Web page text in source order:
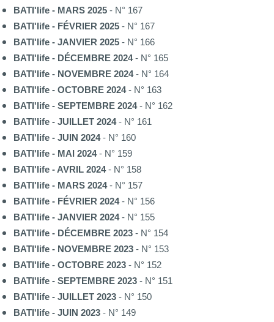
BATI'life - MARS 2025 - N° 167
BATI'life - FÉVRIER 2025 - N° 167
BATI'life - JANVIER 2025 - N° 166
BATI'life - DÉCEMBRE 2024- N° 165
BATI'life - NOVEMBRE 2024- N° 164
BATI'life - OCTOBRE 2024- N° 163
BATI'life - SEPTEMBRE 2024- N° 162
BATI'life - JUILLET 2024- N° 161
BATI'life - JUIN 2024- N° 160
BATI'life - MAI 2024- N° 159
BATI'life - AVRIL 2024- N° 158
BATI'life - MARS 2024- N° 157
BATI'life - FÉVRIER 2024- N° 156
BATI'life - JANVIER 2024- N° 155
BATI'life - DÉCEMBRE 2023 - N° 154
BATI'life - NOVEMBRE 2023 - N° 153
BATI'life - OCTOBRE 2023 - N° 152
BATI'life - SEPTEMBRE 2023 - N° 151
BATI'life - JUILLET 2023 - N° 150
BATI'life - JUIN 2023 - N° 149